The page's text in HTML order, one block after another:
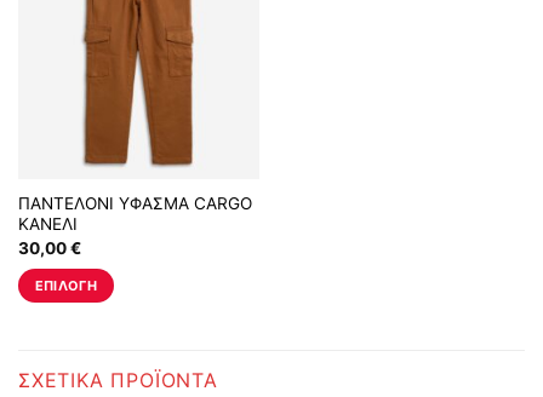
ΠΑΝΤΕΛΟΝΙ ΥΦΑΣΜΑ CARGO
ΚΑΝΕΛΙ
30,00€
ΕΠΙΛΟΓΉ
έχει
ΣΧΕΤΙΚΆ ΠΡΟΪΌΝΤΑ